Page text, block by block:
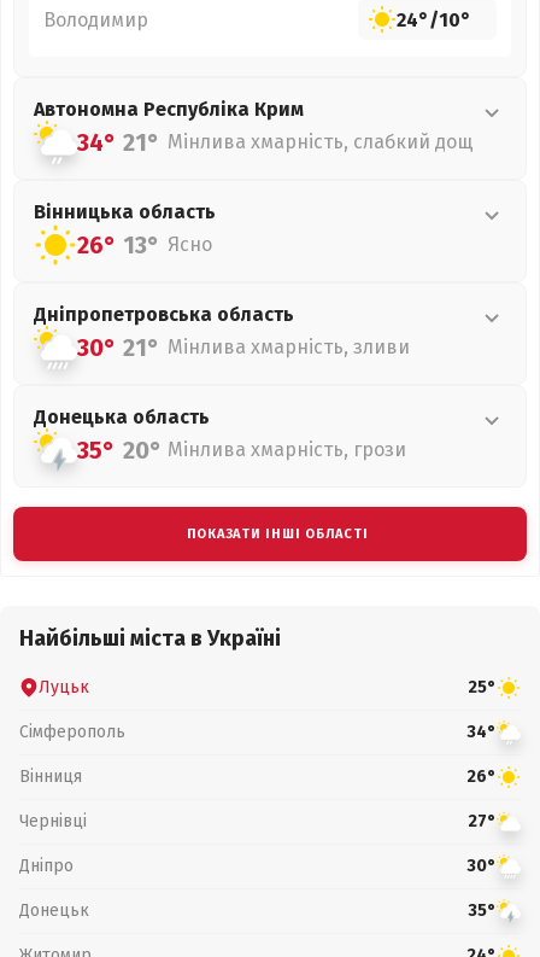
Володимир 24°/10°
Автономна Республіка Крим
34° 21° Мінлива хмарність, слабкий дощ
Вінницька область
26° 13° Ясно
Дніпропетровська область
30° 21° Мінлива хмарність, зливи
Донецька область
35° 20° Мінлива хмарність, грози
ПОКАЗАТИ ІНШІ ОБЛАСТІ
Найбільші міста в Україні
Луцьк 25°
Сімферополь 34°
Вінниця 26°
Чернівці 27°
Дніпро 30°
Донецьк 35°